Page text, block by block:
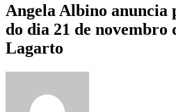
Angela Albino anuncia
do dia 21 de novembro
Lagarto